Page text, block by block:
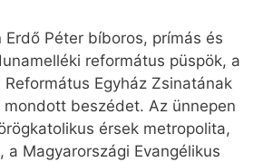
Erdő Péter bíboros, prímás és
református püspök, a
Református Egyház Zsinatának
mondott beszédet. Az ünnepen
érsek metropolita,
a Magyarországi Evangélikus